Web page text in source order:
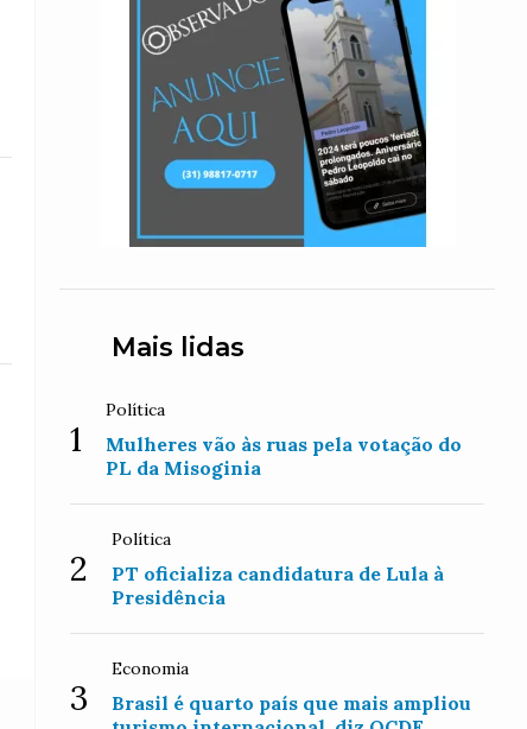
Mais lidas
1
Política
Mulheres vão às ruas pela votação do
PL da Misoginia
2
Política
PT oficializa candidatura de Lula à
Presidência
3
Economia
Brasil é quarto país que mais ampliou